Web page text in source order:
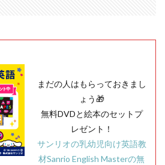
まだの人はもらっておきまし
ょう🎁
無料DVDと絵本のセットプ
レゼント！
サンリオの乳幼児向け英語教
材Sanrio English Masterの無